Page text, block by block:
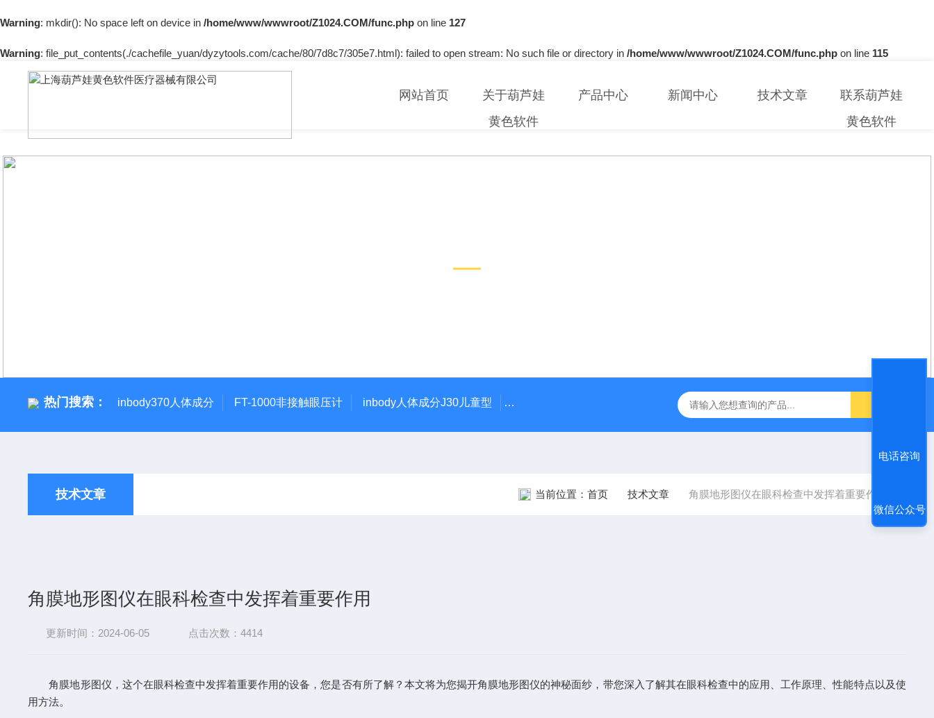
Warning: mkdir(): No space left on device in /home/www/wwwroot/Z1024.COM/func.php on line 127
Warning: file_put_contents(./cachefile_yuan/dyzytools.com/cache/80/7d8c7/305e7.html): failed to open stream: No such file or directory in /home/www/wwwroot/Z1024.COM/func.php on line 115
网站首页
关于葫芦娃
黄色软件
产品中心 新闻中心 技术文章
联系葫芦娃
黄色软件
热门搜索： inbody370人体成分 FT-1000非接触眼压计 inbody人体成分J30儿童型 5900型美国DJO吞咽障碍神经和肌肉刺激理疗仪 飞利浦半自动体外除颤仪 FRX （
技术文章 当前位置： 首页 技术文章 角膜地形图仪在眼科检查中发挥着重要作用
角膜地形图仪在眼科检查中发挥着重要作用
更新时间：2024-06-05 点击次数：4414
角膜地形图仪，这个在眼科检查中发挥着重要作用的设备，您是否有所了解？本文将为您揭开角膜地形图仪的神秘面纱，带您深入了解其在眼科检查中的应用、工作原理、性能特点以及使
用方法。
电话咨询
微信公众号